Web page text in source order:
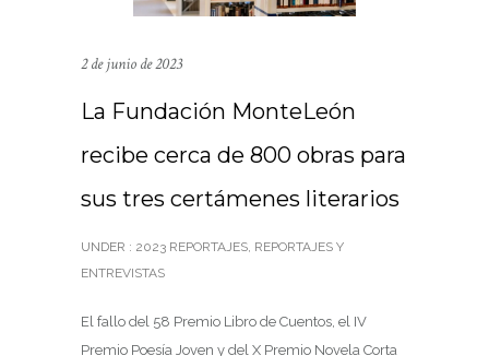
2 de junio de 2023
La Fundación MonteLeón
recibe cerca de 800 obras para
sus tres certámenes literarios
UNDER : 2023 REPORTAJES, REPORTAJES Y
ENTREVISTAS
El fallo del 58 Premio Libro de Cuentos, el IV
Premio Poesía Joven y del X Premio Novela Corta